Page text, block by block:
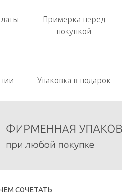
Примерка перед
покупкой
Упаковка в подарок
СОЧЕТАТЬ